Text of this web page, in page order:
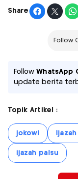
Share
Follow
FollowWhatsApp
update berita
Topik Artikel :
jokowi
ijazah palsu